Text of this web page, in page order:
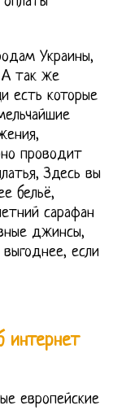
Украины,
А так же
есть которые
проводит
Здесь вы
бельё,
сарафан
джинсы,
если
интернет
европейские